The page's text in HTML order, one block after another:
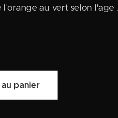
au vert selon l'age .
panier